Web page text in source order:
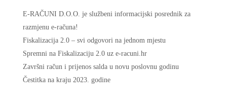
E-RAČUNI D.O.O. je službeni informacijski posrednik za
razmjenu e-računa!
Fiskalizacija 2.0 – svi odgovori na jednom mjestu
Spremni na Fiskalizaciju 2.0 uz e-racuni.hr
Završni račun i prijenos salda u novu poslovnu godinu
Čestitka na kraju 2023. godine